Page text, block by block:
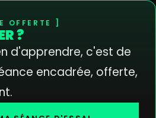
OFFERTE
?
d'apprendre, c'est de
encadrée, offerte,